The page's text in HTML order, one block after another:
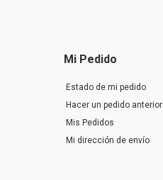
Mi Pedido
Estado de mi pedido
Hacer un pedido anterior
Mis Pedidos
Mi dirección de envío